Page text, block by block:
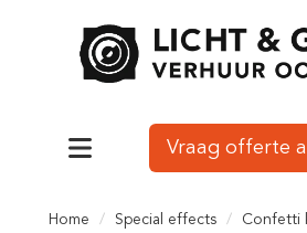
Toggle navigation
Vraag offerte
Home Special effects
Confetti